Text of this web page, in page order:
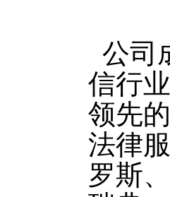
公司
信行
领先
法律
罗斯